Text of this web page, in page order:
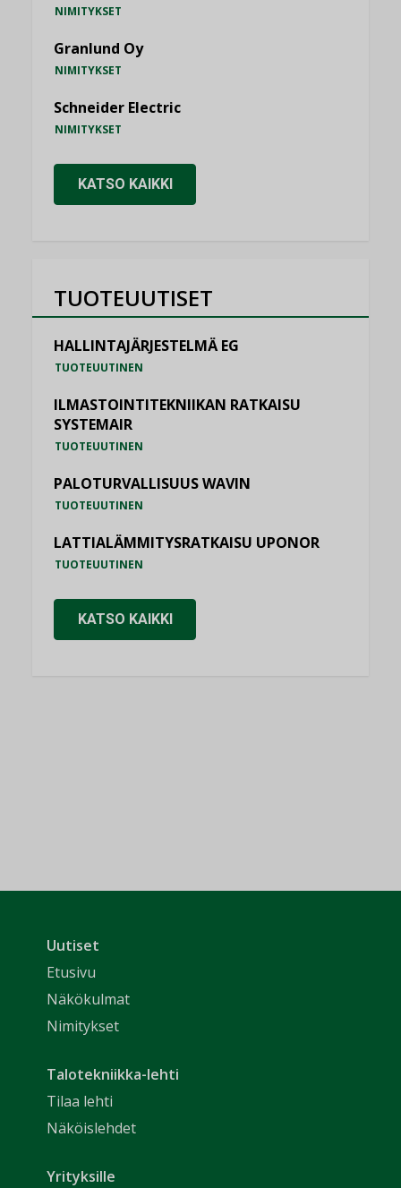
NIMITYKSET
Granlund Oy
NIMITYKSET
Schneider Electric
NIMITYKSET
KATSO KAIKKI
TUOTEUUTISET
HALLINTAJÄRJESTELMÄ EG
TUOTEUUTINEN
ILMASTOINTITEKNIIKAN RATKAISU
SYSTEMAIR
TUOTEUUTINEN
PALOTURVALLISUUS WAVIN
TUOTEUUTINEN
LATTIALÄMMITYSRATKAISU UPONOR
TUOTEUUTINEN
KATSO KAIKKI
Uutiset
Etusivu
Näkökulmat
Nimitykset
Talotekniikka-lehti
Tilaa lehti
Näköislehdet
Yrityksille